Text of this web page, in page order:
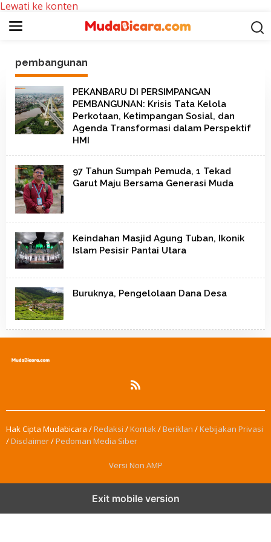
Lewati ke konten
pembangunan
PEKANBARU DI PERSIMPANGAN
PEMBANGUNAN: Krisis Tata Kelola
Perkotaan, Ketimpangan Sosial, dan
Agenda Transformasi dalam Perspektif
HMI
97 Tahun Sumpah Pemuda, 1 Tekad
Garut Maju Bersama Generasi Muda
Keindahan Masjid Agung Tuban, Ikonik
Islam Pesisir Pantai Utara
Buruknya, Pengelolaan Dana Desa
Hak Cipta Mudabicara /Redaksi /Kontak/Beriklan /Kebijakan Privasi
/Disclaimer/Pedoman Media Siber
Versi Non AMP
Exit mobile version